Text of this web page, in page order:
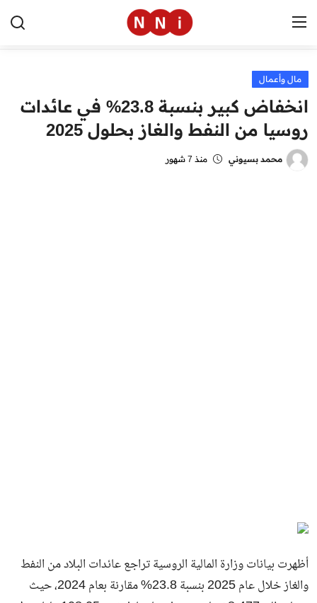
الرئيسية
اخبار مصر
العالم
مال وأعمال
انخفاض كبير بنسبة 23.8% في عائدات
روسيا من النفط والغاز بحلول 2025
محمد بسيوني منذ 7 شهور
أظهرت بيانات وزارة المالية الروسية تراجع عائدات البلاد من النفط
والغاز خلال عام 2025 بنسبة 23.8% مقارنة بعام 2024، حيث